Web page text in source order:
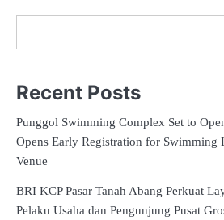
Recent Posts
Punggol Swimming Complex Set to
Opens Early Registration for Swimming
Venue
BRI KCP Pasar Tanah Abang Perkuat
Pelaku Usaha dan Pengunjung Pusat